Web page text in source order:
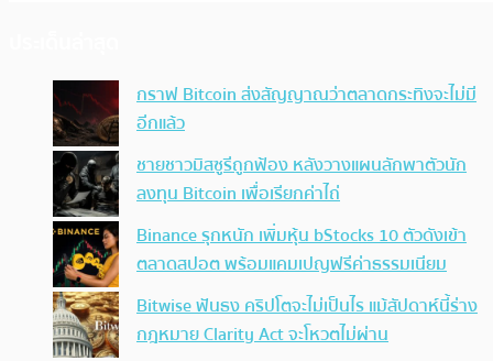
กราฟ Bitcoin ส่งสัญญาณว่าตลาดกระทิงจะไม่มี
อีกแล้ว
ชายชาวมิสซูรีถูกฟ้อง หลังวางแผนลักพาตัวนัก
ลงทุน Bitcoin เพื่อเรียกค่าไถ่
Binance รุกหนัก เพิ่มหุ้น bStocks 10 ตัวดังเข้า
ตลาดสปอต พร้อมแคมเปญฟรีค่าธรรมเนียม
Bitwise ฟันธง คริปโตจะไม่เป็นไร แม้สัปดาห์นี้ร่าง
กฎหมาย Clarity Act จะโหวตไม่ผ่าน